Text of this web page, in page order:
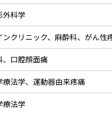
外科学
ンクリニック、麻酔科、がん性
、口腔顔面痛
療法学、運動器由来疼痛
療法学